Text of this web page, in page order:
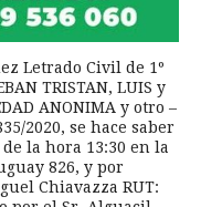
Letrado Civil de 1º
TRISTAN, LUIS y
ANONIMA y otro –
2020, se hace saber
la hora 13:30 en la
826, y por
Chiavazza RUT: